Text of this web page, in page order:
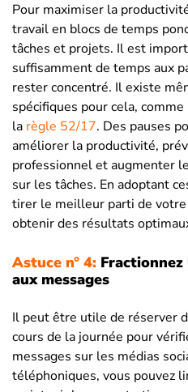
Pour maximiser la
travail en blocs de temps
tâches et projets. Il est
suffisamment de temps aux
rester concentré. Il existe
spécifiques pour cela,
la règle 52/17. Des pauses
améliorer la productivité,
professionnel et augmenter
sur les tâches. En adoptant
tirer le meilleur parti de
obtenir des résultats
Astuce n° 4:
aux messages
Il peut être utile de réserver
cours de la journée pour
messages sur les médias
téléphoniques, vous pouvez